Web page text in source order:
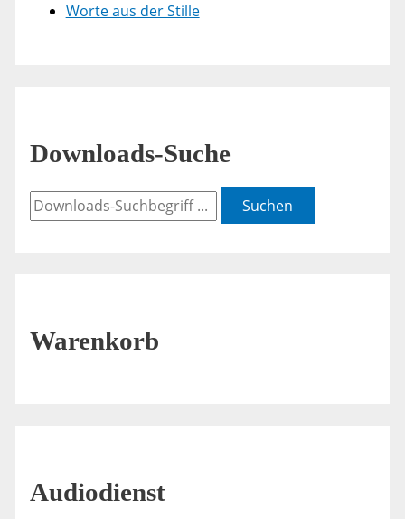
Worte aus der Stille
Downloads-Suche
Suchen
Warenkorb
Audiodienst